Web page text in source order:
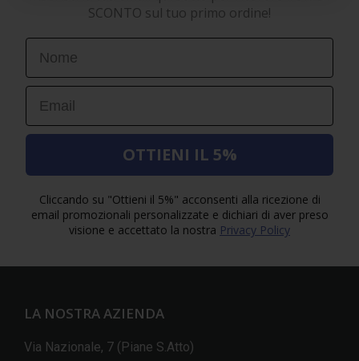
SCONTO sul tuo primo ordine!
First Name
Email
OTTIENI IL 5%
Cliccando su "Ottieni il 5%" acconsenti alla ricezione di
email promozionali personalizzate e dichiari di aver preso
visione e accettato la nostra Privacy Policy
LA NOSTRA AZIENDA
Via Nazionale, 7 (Piane S.Atto)